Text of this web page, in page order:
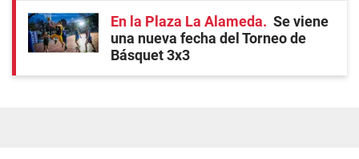
En la Plaza La Alameda
Se viene
una nueva fecha del Torneo de
Básquet 3x3